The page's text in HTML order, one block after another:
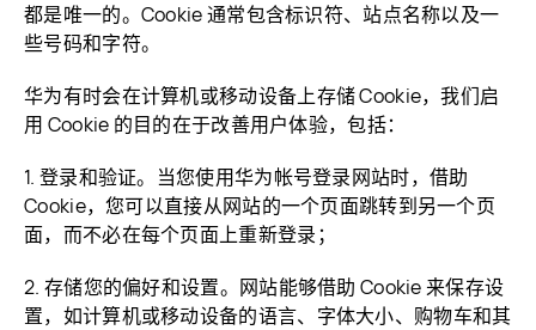
都是唯一的。Cookie 通常包含标识符、站点名称以及一
些号码和字符。
华为有时会在计算机或移动设备上存储 Cookie，我们启
用 Cookie 的目的在于改善用户体验，包括：
1. 登录和验证。当您使用华为帐号登录网站时，借助
Cookie，您可以直接从网站的一个页面跳转到另一个页
面，而不必在每个页面上重新登录；
2. 存储您的偏好和设置。网站能够借助 Cookie 来保存设
置，如计算机或移动设备的语言、字体大小、购物车和其